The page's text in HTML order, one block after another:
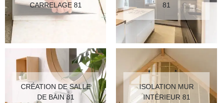
CARRELAGE 81
81
CRÉATION DE SALLE
DE BAIN 81
ISOLATION MUR
INTÉRIEUR 81